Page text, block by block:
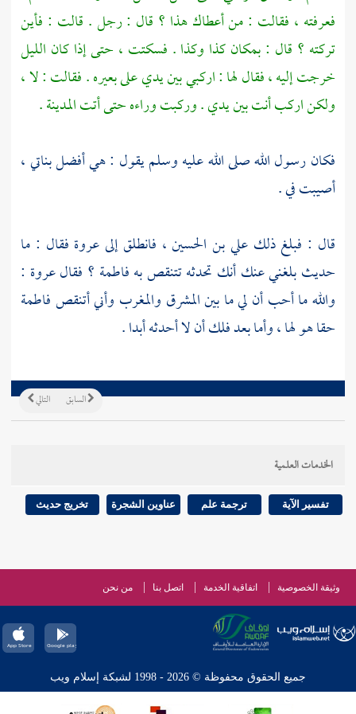
فعرفته ، فقالت : من أعطاك هذا ؟ قال : رجل . قالت : فأين
تركته ؟ قال : بمكان كذا وكذا . فسكتت ، حتى إذا كان الليل
خرجت إليه ، فقال لها : اركبي بين يدي على بعيره . فقالت : لا ،
ولكن اركب أنت بين يدي . وركبت وراءه حتى أتتالمدينة.
فكان رسول الله صلى الله عليه وسلم يقول : هي أفضل بناتي ،
أصيبت في .
قال : فبلغ ذلكعلي بن الحسين ، فانطلق إلىعروة فقال : ما
حديث بلغني عنك أنك تحدثه تتنقص بهفاطمة ؟ فقالعروة :
والله ما أحب أن لي ما بين المشرق والمغرب وأني أتنقصفاطمة
حقا هو لها ، وأما بعد فلك أن لا أحدثه أبدا .
التالي السابق
الخدمات العلمية
تفسير الآية ترجمة علم عناوين الشجرة تخريج حديث
وثيقة الخصوصية اتفاقية الخدمة اتصل بنا من نحن
جميع الحقوق محفوظة © 2026 - 1998 لشبكة إسلام ويب